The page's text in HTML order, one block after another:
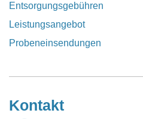
Entsorgungsgebühren
Leistungsangebot
Probeneinsendungen
Kontakt